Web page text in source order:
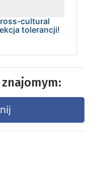
cultural
tolerancji!